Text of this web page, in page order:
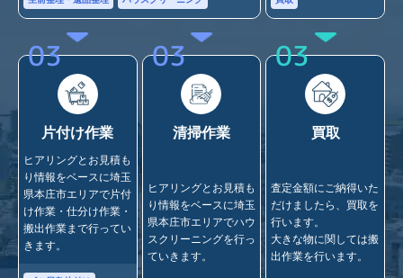
03
片付け作業
ヒアリングとお見積も
り情報をベースに埼玉
県本庄市エリアで片付
け作業・仕分け作業・
搬出作業まで行ってい
きます。
03
清掃作業
ヒアリングとお見積も
り情報をベースに埼玉
県本庄市エリアでハウ
スクリーニングを行っ
ていきます。
03
買取
査定金額にご納得いた
だけましたら、買取を
行います。
大きな物に関しては搬
出作業を行います。